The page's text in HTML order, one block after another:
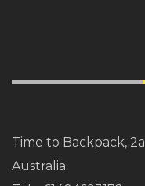
Time to Backpack,
Australia